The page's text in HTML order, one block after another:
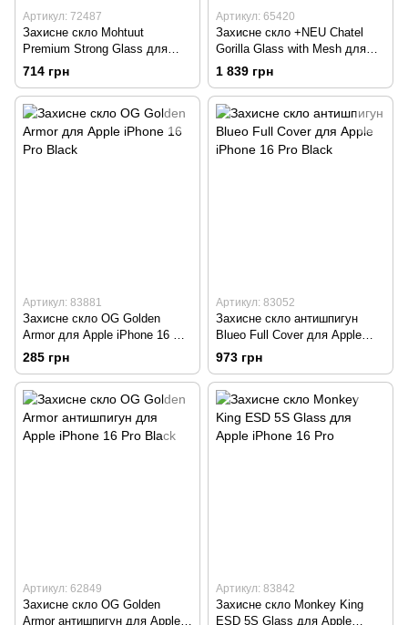
Артикул: 72487
Захисне скло Mohtuut
Premium Strong Glass для
iPhone 16 Pro
714 грн
Артикул: 65420
Захисне скло +NEU Chatel
Gorilla Glass with Mesh для
Apple iPhone 16 Pro Black
1 839 грн
Артикул: 83881
Захисне скло OG Golden
Armor для Apple iPhone 16 Pro
Black
285 грн
Артикул: 83052
Захисне скло антишпигун
Blueo Full Cover для Apple
iPhone 16 Pro Black
973 грн
Артикул: 62849
Захисне скло OG Golden
Armor антишпигун для Apple
Артикул: 83842
Захисне скло Monkey King
ESD 5S Glass для Apple